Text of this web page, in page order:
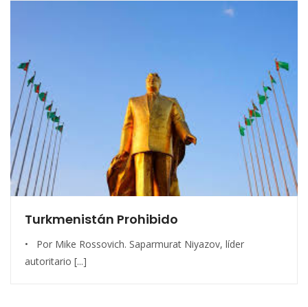
Turkmenistán Prohibido
• Por Mike Rossovich. Saparmurat Niyazov, líder
autoritario [...]